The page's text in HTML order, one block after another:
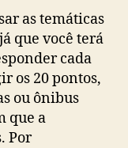
as temáticas
que você terá
cada
os 20 pontos,
ou ônibus
que a
Por